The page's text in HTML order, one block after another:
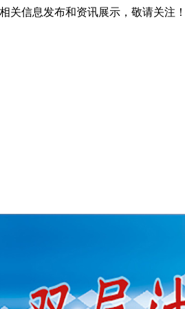
关信息发布和资讯展示，敬请关注